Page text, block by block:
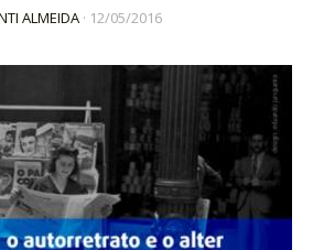
Científica
de Pesquisa e Inovação
ALMEIDA · 12/05/2016